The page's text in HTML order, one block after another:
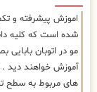
اموزش پیشرفته و
شده است که کلیه
مو در اتوبان بابایی
آموزش خواهند دید .
های مربوط به سطح